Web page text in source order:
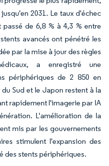
2031. Le taux d'échec
de 6,8 % à 4,3 % entre
avancés ont pénétré les
par la mise à jour des règles
a enregistré une
périphériques de 2 850 en
Sud et le Japon restent à la
rapidement l'imagerie par IA
L'amélioration de la
mis par les gouvernements
stimulent l'expansion des
des stents périphériques.